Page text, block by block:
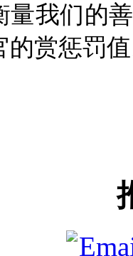
量我们的
的赏惩罚